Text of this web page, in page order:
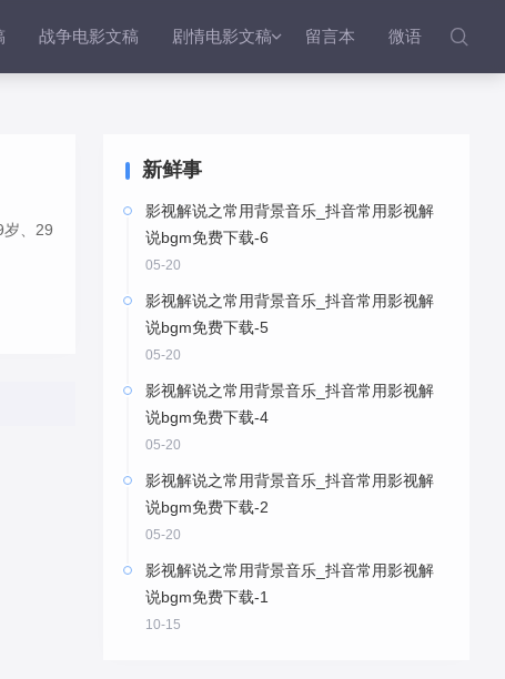

战争电影文稿 剧情电影文稿 留言本 微语
岁、29
新鲜事
影视解说之常用背景音乐_抖音常用影视解
说bgm免费下载-6
05-20
影视解说之常用背景音乐_抖音常用影视解
说bgm免费下载-5
05-20
影视解说之常用背景音乐_抖音常用影视解
说bgm免费下载-4
05-20
影视解说之常用背景音乐_抖音常用影视解
说bgm免费下载-2
05-20
影视解说之常用背景音乐_抖音常用影视解
说bgm免费下载-1
10-15